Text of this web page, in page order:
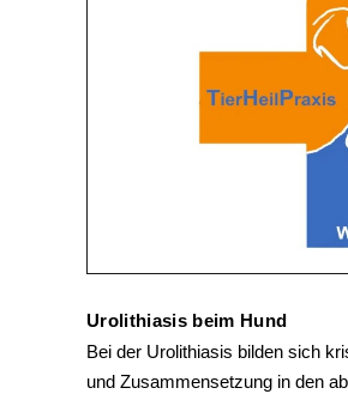
Urolithiasis beim Hund
Bei der Urolithiasis bilden sich
und Zusammensetzung in den